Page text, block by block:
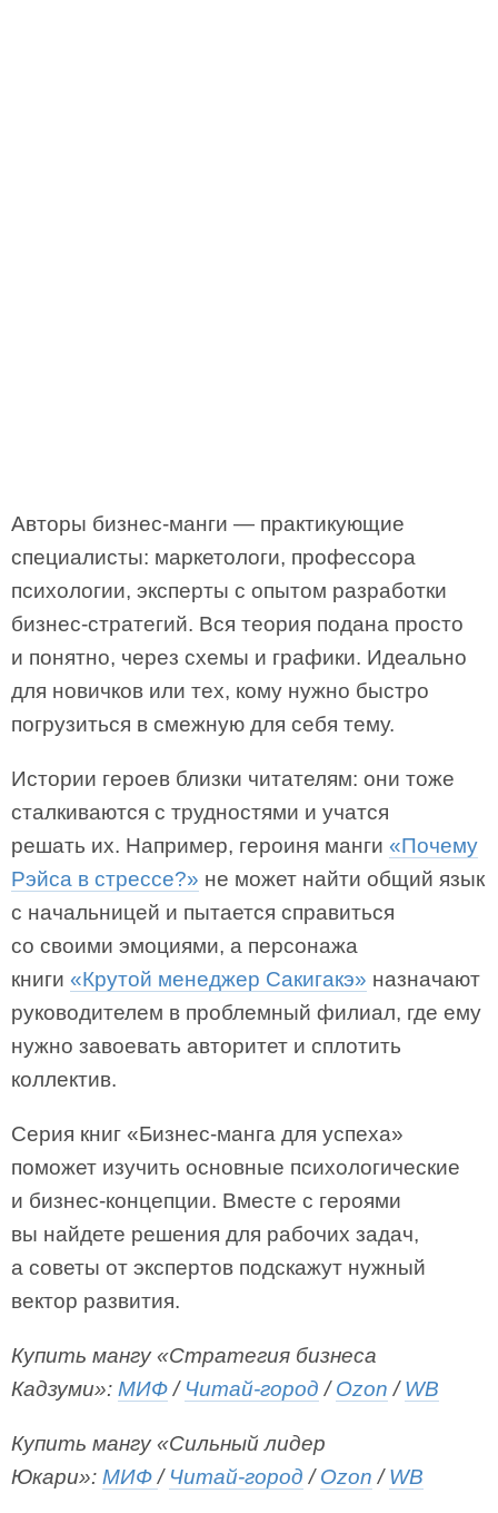
Авторы бизнес-манги — практикующие
специалисты: маркетологи, профессора
психологии, эксперты с опытом разработки
бизнес-стратегий. Вся теория подана просто
и понятно, через схемы и графики. Идеально
для новичков или тех, кому нужно быстро
погрузиться в смежную для себя тему.
Истории героев близки читателям: они тоже
сталкиваются с трудностями и учатся
решать их. Например, героиня манги «Почему
Рэйса в стрессе?» не может найти общий язык
с начальницей и пытается справиться
со своими эмоциями, а персонажа
книги «Крутой менеджер Сакигакэ» назначают
руководителем в проблемный филиал, где ему
нужно завоевать авторитет и сплотить
коллектив.
Серия книг «Бизнес-манга для успеха»
поможет изучить основные психологические
и бизнес-концепции. Вместе с героями
вы найдете решения для рабочих задач,
а советы от экспертов подскажут нужный
вектор развития.
Купить мангу «Стратегия бизнеса
Кадзуми»: МИФ/ Читай-город /Ozon /WB
Купить мангу «Сильный лидер
Юкари»: МИФ/ Читай-город /Ozon /WB